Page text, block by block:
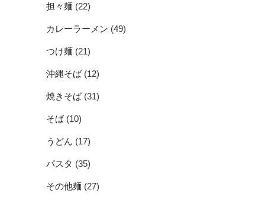
担々麺 (22)
カレーラーメン (49)
つけ麺 (21)
沖縄そば(12)
焼きそば(31)
そば(10)
うどん (17)
パスタ (35)
その他麺 (27)